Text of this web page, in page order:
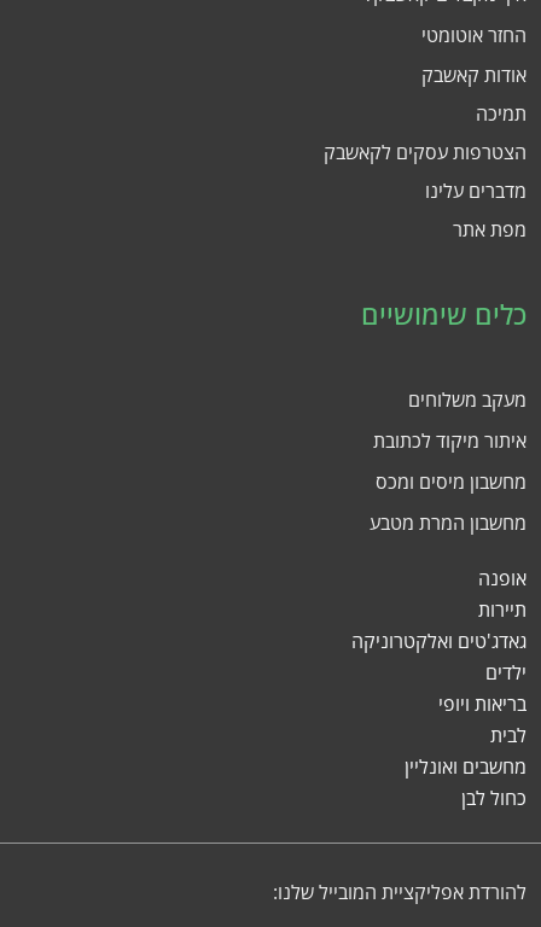
החזר אוטומטי
אודות קאשבק
תמיכה
הצטרפות עסקים לקאשבק
מדברים עלינו
מפת אתר
כלים שימושיים
מעקב משלוחים
איתור מיקוד לכתובת
מחשבון מיסים ומכס
מחשבון המרת מטבע
אופנה
תיירות
גאדג'טים ואלקטרוניקה
ילדים
בריאות ויופי
לבית
מחשבים ואונליין
כחול לבן
להורדת אפליקציית המובייל שלנו: